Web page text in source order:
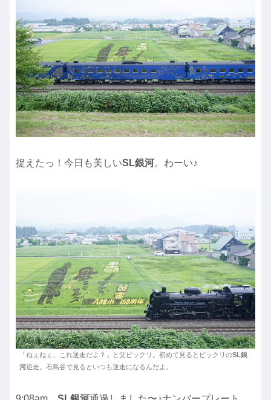
捉えたっ！今日も美しいSL銀河。わーい♪
「ねぇねぇ、これ逆走だよ？」と父ビックリ。初めて見るとビックリのSL銀
河逆走。石鳥谷で見るといつも逆走になるんだよ。